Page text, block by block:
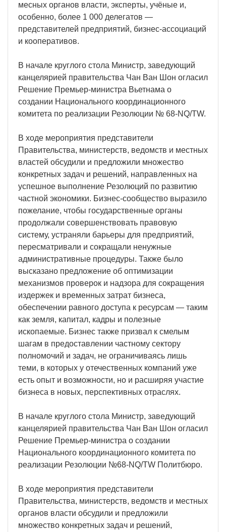
месных органов власти, эксперты, учёные и,
особенно, более 1 000 делегатов —
представителей предприятий, бизнес-ассоциаций
и кооперативов.
В начале круглого стола Министр, заведующий
канцелярией правительства Чан Ван Шон огласил
Решение Премьер-министра Вьетнама о
создании Национального координационного
комитета по реализации Резолюции № 68-NQ/TW.
В ходе мероприятия представители
Правительства, министерств, ведомств и местных
властей обсудили и предложили множество
конкретных задач и решений, направленных на
успешное выполнение Резолюций по развитию
частной экономики. Бизнес-сообщество выразило
пожелание, чтобы государственные органы
продолжали совершенствовать правовую
систему, устраняли барьеры для предприятий,
пересматривали и сокращали ненужные
административные процедуры. Также было
высказано предложение об оптимизации
механизмов проверок и надзора для сокращения
издержек и временных затрат бизнеса,
обеспечении равного доступа к ресурсам — таким
как земля, капитал, кадры и полезные
ископаемые. Бизнес также призвал к смелым
шагам в предоставлении частному сектору
полномочий и задач, не ограничиваясь лишь
теми, в которых у отечественных компаний уже
есть опыт и возможности, но и расширяя участие
бизнеса в новых, перспективных отраслях.
В начале круглого стола Министр, заведующий
канцелярией правительства Чан Ван Шон огласил
Решение Премьер-министра о создании
Национального координационного комитета по
реализации Резолюции №68-NQ/TW Политбюро.
В ходе мероприятия представители
Правительства, министерств, ведомств и местных
органов власти обсудили и предложили
множество конкретных задач и решений,